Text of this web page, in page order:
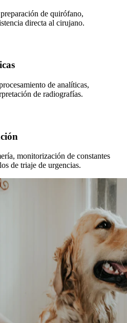
de quirófano,
directa al cirujano.
de analíticas,
de radiografías.
monitorización de constantes
de triaje de urgencias.